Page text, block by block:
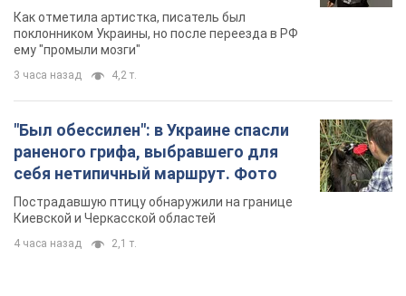
русского не знал, а теперь хочет
геноцида украинцев
Как отметила артистка, писатель был
поклонником Украины, но после переезда в РФ
ему "промыли мозги"
3 часа назад 4,2 т.
"Был обессилен": в Украине спасли
раненого грифа, выбравшего для
себя нетипичный маршрут. Фото
Пострадавшую птицу обнаружили на границе
Киевской и Черкасской областей
4 часа назад 2,1 т.